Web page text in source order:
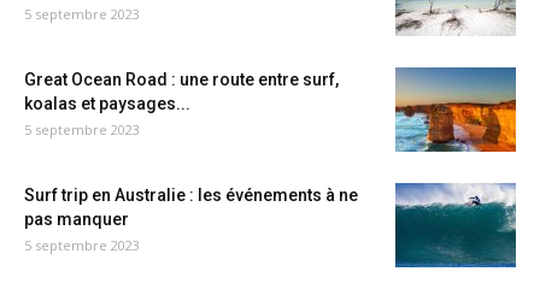
5 septembre 2023
Great Ocean Road : une route entre surf,
koalas et paysages...
5 septembre 2023
Surf trip en Australie : les événements à ne
pas manquer
5 septembre 2023